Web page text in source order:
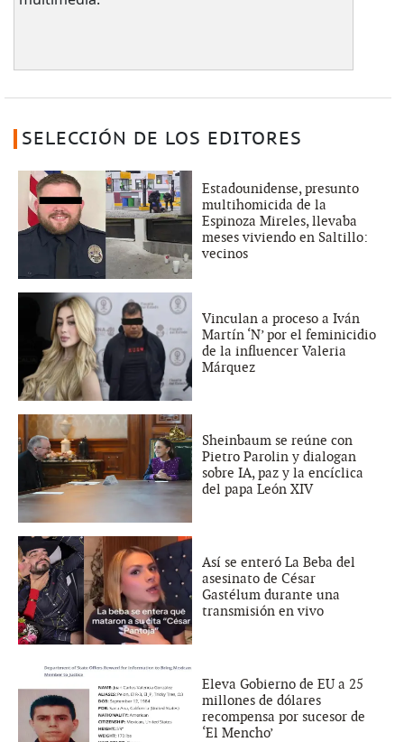
SELECCIÓN DE LOS EDITORES
Estadounidense, presunto
multihomicida de la
Espinoza Mireles, llevaba
meses viviendo en Saltillo:
vecinos
Vinculan a proceso a Iván
Martín ‘N’ por el feminicidio
de la influencer Valeria
Márquez
Sheinbaum se reúne con
Pietro Parolin y dialogan
sobre IA, paz y la encíclica
del papa León XIV
Así se enteró La Beba del
asesinato de César
Gastélum durante una
transmisión en vivo
Eleva Gobierno de EU a 25
millones de dólares
recompensa por sucesor de
‘El Mencho’